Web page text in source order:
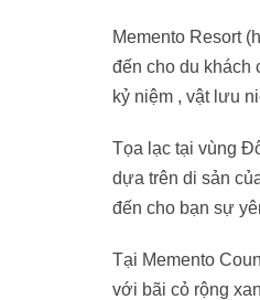
Memento Resort
đến cho du khách
kỷ niệm , vật lưu
Tọa lạc tại vùng
dựa trên di sản
đến cho bạn sự
Tại Memento
với bãi cỏ rộng